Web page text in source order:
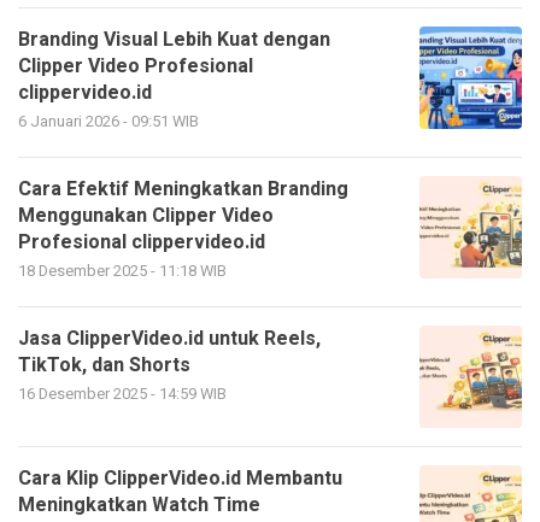
Branding Visual Lebih Kuat dengan
Clipper Video Profesional
clippervideo.id
6 Januari 2026 - 09:51 WIB
Cara Efektif Meningkatkan Branding
Menggunakan Clipper Video
Profesional clippervideo.id
18 Desember 2025 - 11:18 WIB
Jasa ClipperVideo.id untuk Reels,
TikTok, dan Shorts
16 Desember 2025 - 14:59 WIB
Cara Klip ClipperVideo.id Membantu
Meningkatkan Watch Time